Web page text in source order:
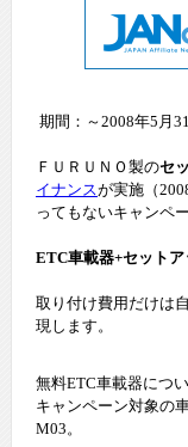
期間：～2008年5月
ＦＵＲＵＮＯ製のセ
イナンスが実施（
ってもないキャンペ
ETC車載器+セット
取り付け費用だけは
現します。
無料ETC車載器につ
キャンペーン対象の
M03。